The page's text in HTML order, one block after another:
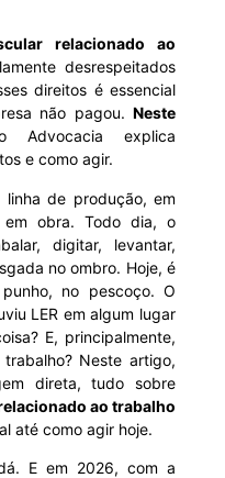
relacionado ao
desrespeitados
direitos é essencial
não pagou. Neste
Advocacia explica
e como agir.
de produção, em
em obra. Todo dia, o
digitar, levantar,
no ombro. Hoje, é
no pescoço. O
LER em algum lugar
E, principalmente,
Neste artigo,
direta, tudo sobre
ao trabalho
até como agir hoje.
E em 2026, com a